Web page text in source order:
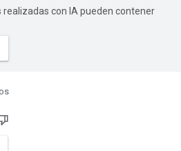
con IA pueden contener